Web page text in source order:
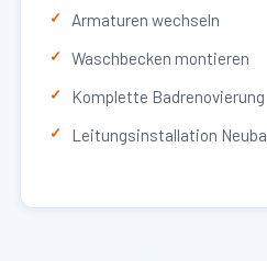
Armaturen wechseln
Waschbecken montieren
Komplette Badrenovierung
Leitungsinstallation